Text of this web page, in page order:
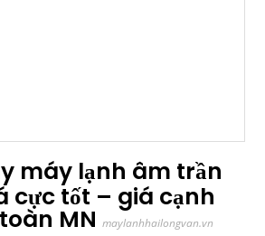
máy lạnh âm trần
cực tốt – giá cạnh
MN maylanhhailongvan.vn